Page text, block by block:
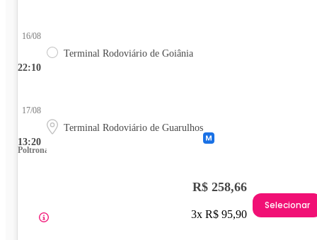
22:10
16/08
Terminal Rodoviário de Goiânia
13:20
17/08
Terminal Rodoviário de Guarulhos
Poltrona
R$ 258,66
3x R$ 95,90
Selecionar